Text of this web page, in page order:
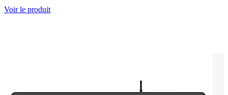
Voir le produit